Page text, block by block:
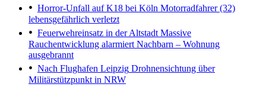
Horror-Unfall auf K18 bei Köln Motorradfahrer (32)
lebensgefährlich verletzt
Feuerwehreinsatz in der Altstadt Massive
Rauchentwicklung alarmiert Nachbarn – Wohnung
ausgebrannt
Nach Flughafen Leipzig Drohnensichtung über
Militärstützpunkt in NRW